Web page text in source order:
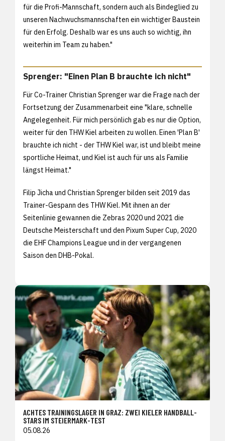
für die Profi-Mannschaft, sondern auch als Bindeglied zu
unseren Nachwuchsmannschaften ein wichtiger Baustein
für den Erfolg. Deshalb war es uns auch so wichtig, ihn
weiterhin im Team zu haben."
Sprenger: "Einen Plan B brauchte ich nicht"
Für Co-Trainer Christian Sprenger war die Frage nach der
Fortsetzung der Zusammenarbeit eine "klare, schnelle
Angelegenheit. Für mich persönlich gab es nur die Option,
weiter für den THW Kiel arbeiten zu wollen. Einen 'Plan B'
brauchte ich nicht - der THW Kiel war, ist und bleibt meine
sportliche Heimat, und Kiel ist auch für uns als Familie
längst Heimat."
Filip Jicha und Christian Sprenger bilden seit 2019 das
Trainer-Gespann des THW Kiel. Mit ihnen an der
Seitenlinie gewannen die Zebras 2020 und 2021 die
Deutsche Meisterschaft und den Pixum Super Cup, 2020
die EHF Champions League und in der vergangenen
Saison den DHB-Pokal.
ACHTES TRAININGSLAGER IN GRAZ: ZWEI KIELER HANDBALL-
STARS IM STEIERMARK-TEST
05.08.26